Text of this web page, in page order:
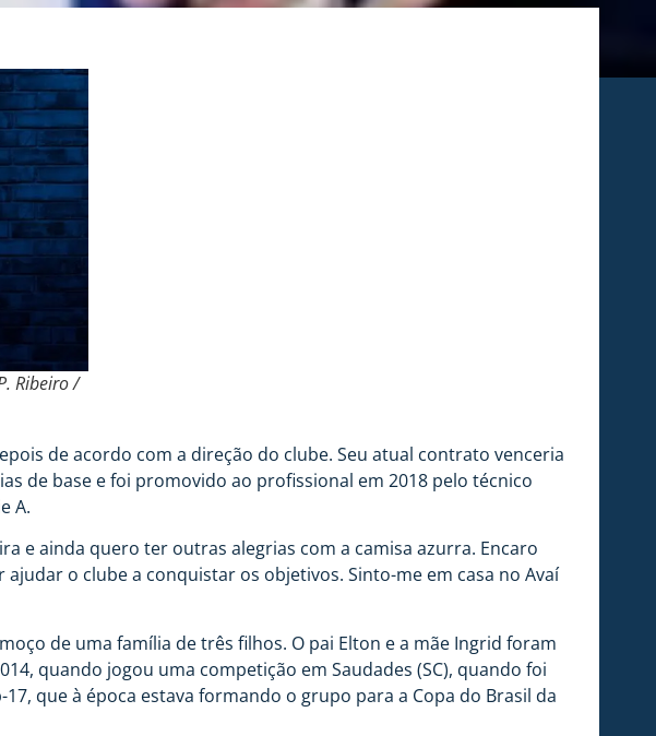
Ribeiro /
de acordo com a direção do clube. Seu atual contrato venceria
de base e foi promovido ao profissional em 2018 pelo técnico
A.
e ainda quero ter outras alegrias com a camisa azurra. Encaro
o clube a conquistar os objetivos. Sinto-me em casa no Avaí
de uma família de três filhos. O pai Elton e a mãe Ingrid foram
quando jogou uma competição em Saudades (SC), quando foi
que à época estava formando o grupo para a Copa do Brasil da